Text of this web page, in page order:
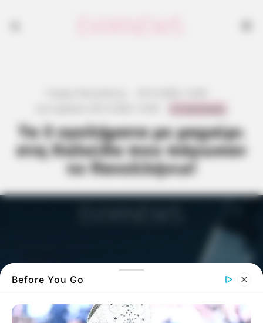
Τα 3 εγκλήματα με μαχαίρι
στη Χαλκίδα που πάγωσαν
το Πανελλήνιο!
Before You Go